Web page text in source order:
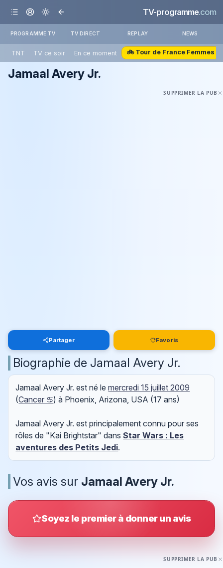
TV-programme.com
PROGRAMME TV TV DIRECT REPLAY NEWS
TNT TV ce soir En ce moment 🚲 Tour de France Femmes
Jamaal Avery Jr.
SUPPRIMER LA PUB
Partager Favoris
Biographie de Jamaal Avery Jr.
Jamaal Avery Jr. est né lemercredi 15 juillet 2009
(Cancer ♋) à Phoenix, Arizona, USA (17 ans)
Jamaal Avery Jr. est principalement connu pour ses
rôles de "Kai Brightstar" dansStar Wars : Les
aventures des Petits Jedi.
Vos avis sur Jamaal Avery Jr.
Soyez le premier à donner un avis
SUPPRIMER LA PUB